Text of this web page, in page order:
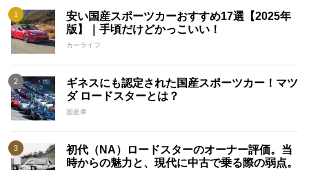
安い国産スポーツカーおすすめ17選【2025年
版】｜手頃だけどかっこいい！
カーライフ
ギネスにも認定された国産スポーツカー！マツ
ダ ロードスターとは？
国産車
初代（NA）ロードスターのオーナー評価。当
時からの魅力と、現代に中古で乗る際の弱点。